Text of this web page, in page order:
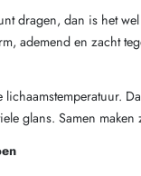
dragen, dan is het
ademend en zacht
glans. Samen